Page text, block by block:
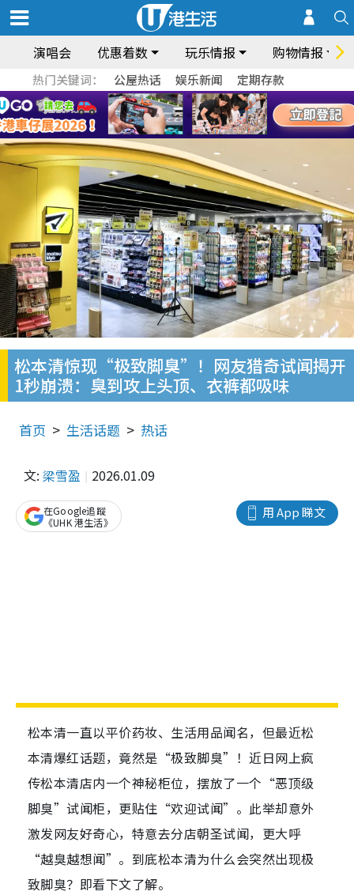
演唱会 优惠着数 玩乐情报 购物情报
热门关键词： 公屋热话 娱乐新闻 定期存款
松本清惊现“极致脚臭”！网友猎奇试闻揭开
1秒崩溃：臭到攻上头顶、衣裤都吸味
首页 生活话题 热话
文: 梁雪盈 2026.01.09
用 App 睇文
在Google追蹤
《UHK 港生活》
松本清一直以平价药妆、生活用品闻名，但最近松
本清爆红话题，竟然是“极致脚臭”！近日网上疯
传松本清店内一个神秘柜位，摆放了一个“恶顶级
脚臭”试闻柜，更贴住“欢迎试闻”。此举却意外
激发网友好奇心，特意去分店朝圣试闻，更大呼
“越臭越想闻”。到底松本清为什么会突然出现极
致脚臭？即看下文了解。